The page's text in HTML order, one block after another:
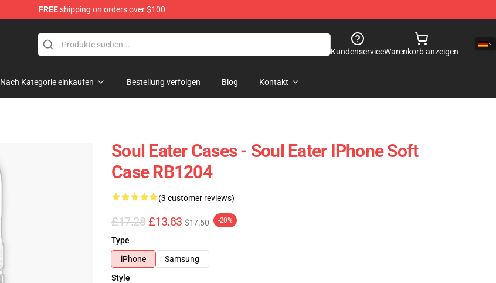
FREEshipping on orders over $100
KundenserviceWarenkorb anzeigen
Nach Kategorie einkaufen Bestellung verfolgen Blog Kontakt
Soul Eater Cases - Soul Eater IPhone Soft
Case RB1204
(3 customer reviews)
£17.28 £13.83 $17.50 -20%
Type
iPhone
Samsung
Style